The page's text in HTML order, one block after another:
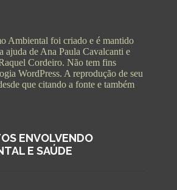
Ambiental foi criado e é mantido
ajuda de Ana Paula Cavalcanti e
Cordeiro. Não tem fins
WordPress. A reprodução de seu
que citando a fonte e também
ENVOLVENDO
E SAÚDE